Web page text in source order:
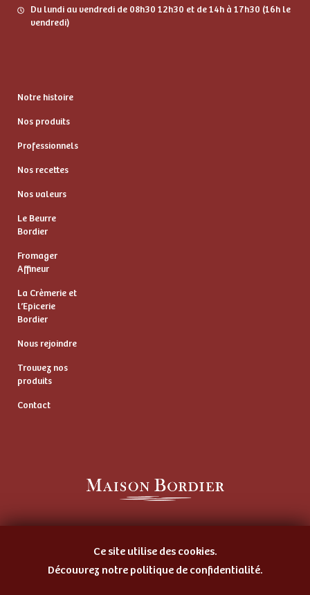
Du lundi au vendredi de 08h30 12h30 et de 14h à 17h30 (16h le
vendredi)
Notre histoire
Nos produits
Professionnels
Nos recettes
Nos valeurs
Le Beurre
Bordier
Fromager
Affineur
La Crèmerie et
l’Epicerie
Bordier
Nous rejoindre
Trouvez nos
produits
Contact
et Fromager Affineur
Ce site utilise des cookies.
Découvrez notre politique de confidentialité.